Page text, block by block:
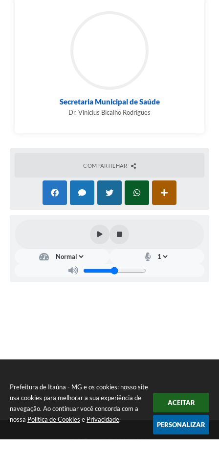
Prefeitura de Itaúna - MG e os cookies: nosso site
usa cookies para melhorar a sua experiência de
navegação. Ao continuar você concorda com a
nossa Política de Cookies e Privacidade.
ACEITAR
PERSONALIZAR
Secretaria Municipal de Saúde
Dr. Vinícius Bicalho Rodrigues
COMPARTILHAR
Telefone: (37) 3249-9500